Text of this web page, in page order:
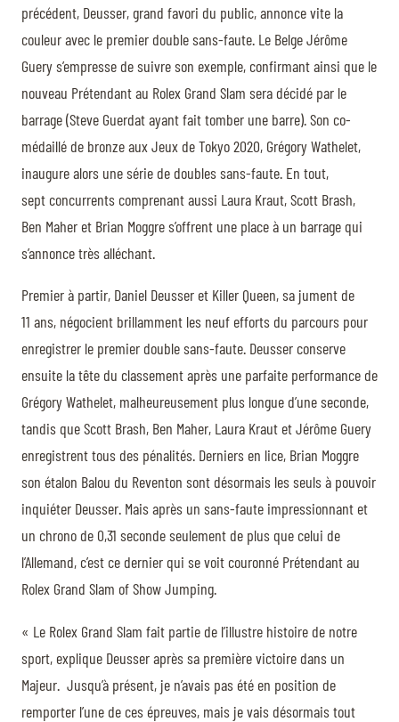
précédent, Deusser, grand favori du public, annonce vite la
couleur avec le premier double sans-faute. Le Belge Jérôme
Guery s’empresse de suivre son exemple, confirmant ainsi que le
nouveau Prétendant au Rolex Grand Slam sera décidé par le
barrage (Steve Guerdat ayant fait tomber une barre). Son co-
médaillé de bronze aux Jeux de Tokyo 2020, Grégory Wathelet,
inaugure alors une série de doubles sans-faute. En tout,
sept concurrents comprenant aussi Laura Kraut, Scott Brash,
Ben Maher et Brian Moggre s’offrent une place à un barrage qui
s’annonce très alléchant.
Premier à partir, Daniel Deusser et Killer Queen, sa jument de
11 ans, négocient brillamment les neuf efforts du parcours pour
enregistrer le premier double sans-faute. Deusser conserve
ensuite la tête du classement après une parfaite performance de
Grégory Wathelet, malheureusement plus longue d’une seconde,
tandis que Scott Brash, Ben Maher, Laura Kraut et Jérôme Guery
enregistrent tous des pénalités. Derniers en lice, Brian Moggre
son étalon Balou du Reventon sont désormais les seuls à pouvoir
inquiéter Deusser. Mais après un sans-faute impressionnant et
un chrono de 0,31 seconde seulement de plus que celui de
l’Allemand, c’est ce dernier qui se voit couronné Prétendant au
Rolex Grand Slam of Show Jumping.
« Le Rolex Grand Slam fait partie de l’illustre histoire de notre
sport, explique Deusser après sa première victoire dans un
Majeur. Jusqu’à présent, je n’avais pas été en position de
remporter l’une de ces épreuves, mais je vais désormais tout